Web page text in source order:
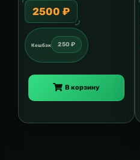
2500 ₽
Кешбэк 250 ₽
В корзину